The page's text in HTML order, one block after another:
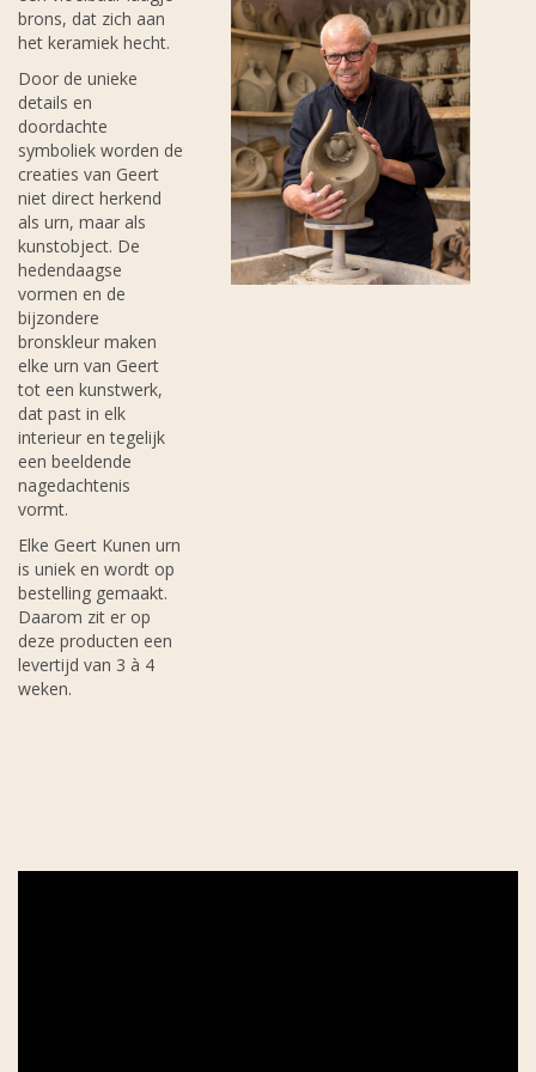
brons, dat zich aan
het keramiek hecht.
Door de unieke
details en
doordachte
symboliek worden de
creaties van Geert
niet direct herkend
als urn, maar als
kunstobject. De
hedendaagse
vormen en de
bijzondere
bronskleur maken
elke urn van Geert
tot een kunstwerk,
dat past in elk
interieur en tegelijk
een beeldende
nagedachtenis
vormt.
Elke Geert Kunen urn
is uniek en wordt op
bestelling gemaakt.
Daarom zit er op
deze producten een
levertijd van 3 à 4
weken.